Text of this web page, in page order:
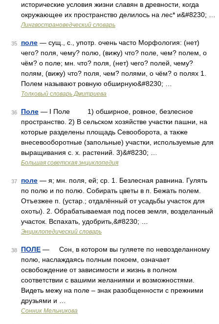
исторические условия жизни славян в древности, когда
окружающее их пространство делилось на лес* и&#8230; …
Лингвострановедческий словарь
35 поле — сущ., с., употр. очень часто Морфология: (нет)
чего? поля, чему? полю, (вижу) что? поле, чем? полем, о
чём? о поле; мн. что? поля, (нет) чего? полей, чему?
полям, (вижу) что? поля, чем? полями, о чём? о полях 1.
Полем называют ровную обширную&#8230; …
Толковый словарь Дмитриева
36 Поле — I Поле 1) обширное, ровное, безлесное
пространство. 2) В сельском хозяйстве участки пашни, на
которые разделены площадь Севооборота, а также
внесевооборотные (запольные) участки, используемые для
выращивания с. х. растений. 3)&#8230; …
Большая советская энциклопедия
37 поле — я; мн. поля, ей; ср. 1. Безлесная равнина. Гулять
по полю и по полю. Собирать цветы в п. Бежать полем.
Отъезжее п. (устар.; отдалённый от усадьбы участок для
охоты). 2. Обрабатываемая под посев земля, возделанный
участок. Вспахать, удобрить,&#8230; …
Энциклопедический словарь
38 ПОЛЕ — Сон, в котором вы гуляете по невозделанному
полю, наслаждаясь полным покоем, означает
освобождение от зависимости и жизнь в полном
соответствии с вашими желаниями и возможностями.
Видеть межу на поле – знак разобщенности с прежними
друзьями и …
Сонник Мельникова